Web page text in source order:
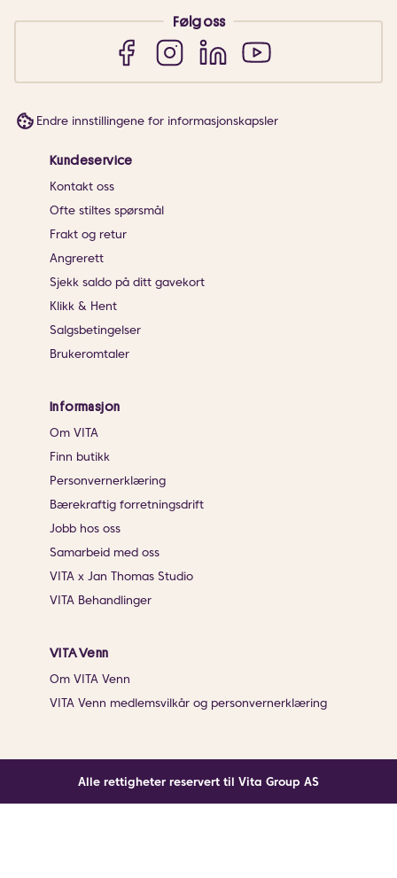
Følg oss
Endre innstillingene for informasjonskapsler
Kundeservice
Kontakt oss
Ofte stiltes spørsmål
Frakt og retur
Angrerett
Sjekk saldo på ditt gavekort
Klikk & Hent
Salgsbetingelser
Brukeromtaler
Informasjon
Om VITA
Finn butikk
Personvernerklæring
Bærekraftig forretningsdrift
Jobb hos oss
Samarbeid med oss
VITA x Jan Thomas Studio
VITA Behandlinger
VITA Venn
Om VITA Venn
VITA Venn medlemsvilkår og personvernerklæring
Alle rettigheter reservert til Vita Group AS